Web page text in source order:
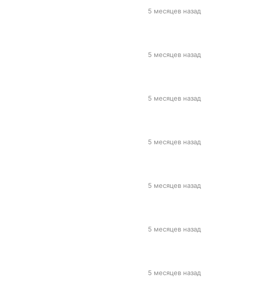
5 месяцев назад
5 месяцев назад
5 месяцев назад
5 месяцев назад
5 месяцев назад
5 месяцев назад
5 месяцев назад